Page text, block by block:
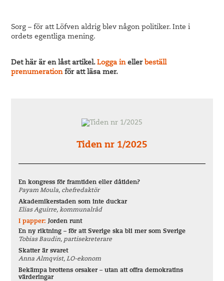
Sorg – för att Löfven aldrig blev någon politiker. Inte i
ordets egentliga mening.
Det här är en låst artikel.Logga ineller beställ
prenumerationför att läsa mer.
Tiden nr 1/2025
En kongress för framtiden eller dåtiden?
Payam Moula, chefredaktör
Akademikerstaden som inte duckar
Elias Aguirre, kommunalråd
I papper:Jorden runt
En ny riktning – för att Sverige ska bli mer som Sverige
Tobias Baudin, partisekreterare
Skatter är svaret
Anna Almqvist, LO-ekonom
Bekämpa brottens orsaker – utan att offra demokratins
värderingar